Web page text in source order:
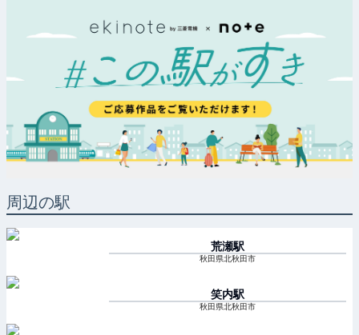
周辺の駅
荒瀬駅
秋田県北秋田市
笑内駅
秋田県北秋田市